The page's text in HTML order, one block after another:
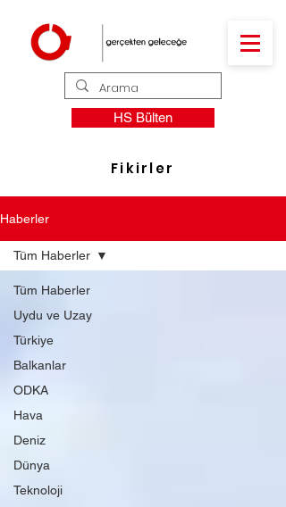
HS Bülten
Fikirler
Haberler
Tüm Haberler
Uydu ve Uzay
Türkiye
Balkanlar
ODKA
Hava
Deniz
Dünya
Teknoloji
Tüm Haberler